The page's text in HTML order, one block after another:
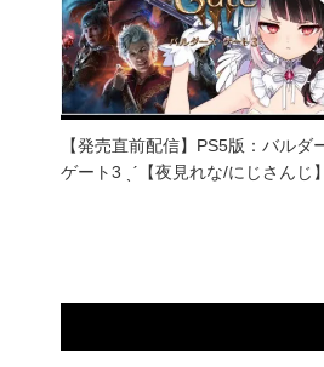
【発売直前配信】PS5版：バルダ
ゲート3 ˎˊ【夜見れな/にじさんじ】